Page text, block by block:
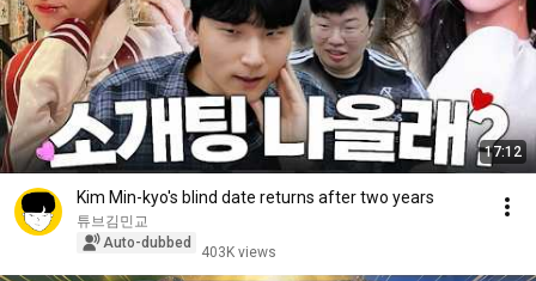
17:12
Kim Min-kyo's blind date returns after two years
튜브김민교
Auto-dubbed
403K views